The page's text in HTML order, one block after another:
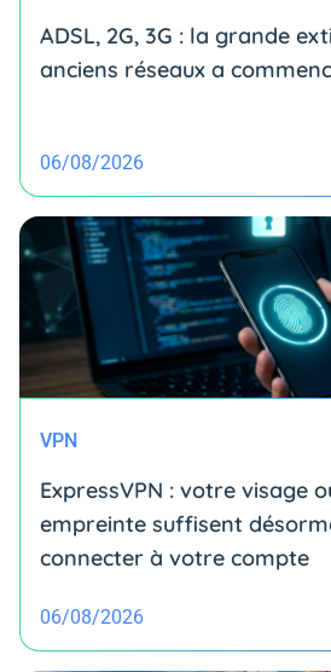
ADSL, 2G, 3G : la grande
anciens réseaux a
06/08/2026
VPN
ExpressVPN : votre visage
empreinte suffisent
connecter à votre compte
06/08/2026